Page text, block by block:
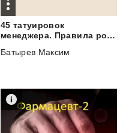
45 татуировок
менеджера. Правила российского руководителя
Батырев Максим